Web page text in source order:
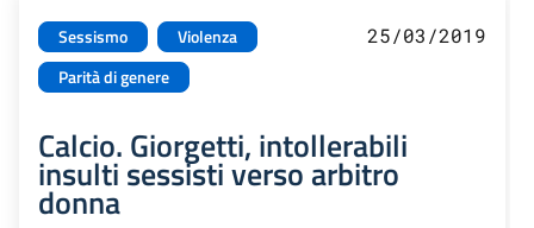
Sessismo
Violenza
Parità di genere
25/03/2019
Calcio. Giorgetti, intollerabili
insulti sessisti verso arbitro
donna